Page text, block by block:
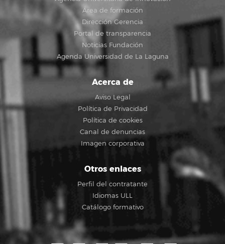
Área de formación
Dirección Gerencia
Portal de transparencia
Noticias Fundación
Agenda Universidad de La Laguna
Acerca de
Aviso Legal
Política de Privacidad
Política de cookies
Canal de denuncias
Imagen corporativa
Otros enlaces
Perfil del contratante
Idiomas ULL
Catálogo formativo